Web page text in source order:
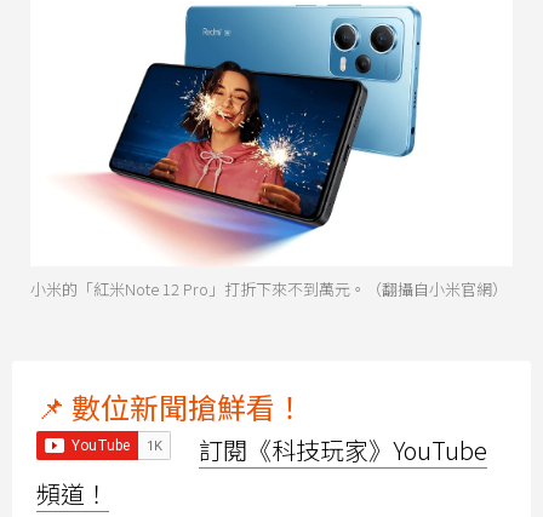
小米的「紅米Note 12 Pro」打折下來不到萬元。（翻攝自小米官網）
📌 數位新聞搶鮮看！
訂閱《科技玩家》YouTube
頻道！